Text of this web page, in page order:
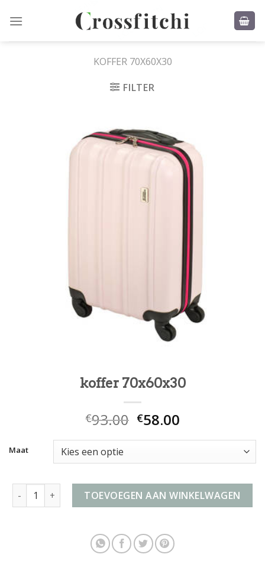
KOFFER 70X60X30
FILTER
koffer 70x60x30
€93.00 €58.00
Maat
koffer 70x60x30 aantalTOEVOEGEN AAN WINKELWAGEN